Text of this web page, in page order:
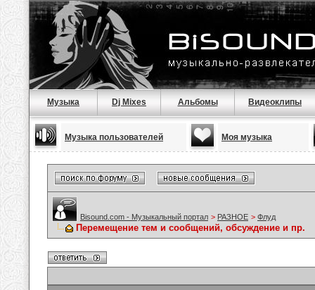
Музыка Dj Mixes Альбомы Видеоклипы
Музыка пользователей Моя музыка
Bisound.com - Музыкальный портал > РАЗНОЕ > Флуд
Перемещение тем и сообщений, обсуждение и пр.